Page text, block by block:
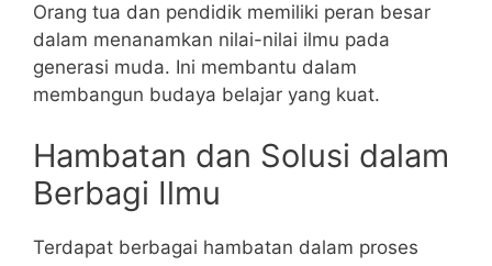
Orang tua dan pendidik memiliki peran besar
dalam menanamkan nilai-nilai ilmu pada
generasi muda. Ini membantu dalam
membangun budaya belajar yang kuat.
Hambatan dan Solusi dalam
Berbagi Ilmu
Terdapat berbagai hambatan dalam proses